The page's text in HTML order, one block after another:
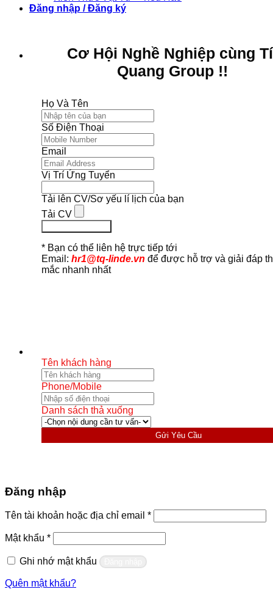
Đăng nhập / Đăng ký
Cơ Hội Nghề Nghiệp cùng
Quang Group !!
Họ Và Tên
Số Điện Thoại
Email
Vị Trí Ứng Tuyển
Tải lên CV/Sơ yếu lí lịch của bạn
Tải CV
* Bạn có thể liên hệ trực tiếp tới
Email: hr1@tq-linde.vn để được hỗ trợ và giải đáp
mắc nhanh nhất
Tên khách hàng
Phone/Mobile
Danh sách thả xuống
Gửi Yêu Cầu
Đăng nhập
Tên tài khoản hoặc địa chỉ email *Bắt
buộc
Mật khẩu *Bắt
buộc
Ghi nhớ mật khẩu
Quên mật khẩu?